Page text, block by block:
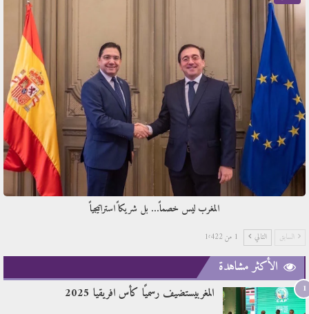
المغرب ليس خصماً… بل شريكاً استراتيجياً
السابق التالي 1 من 1٬422
الأكثر مشاهدة
1 المغربيستضيف رسميًا كأس افريقيا 2025